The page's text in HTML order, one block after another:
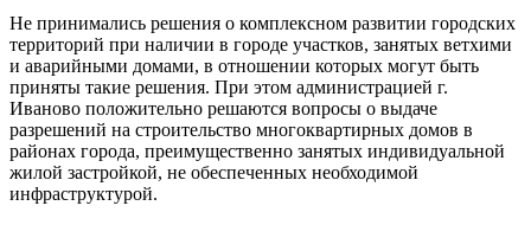
Не принимались решения о комплексном развитии городских
территорий при наличии в городе участков, занятых ветхими
и аварийными домами, в отношении которых могут быть
приняты такие решения. При этом администрацией г.
Иваново положительно решаются вопросы о выдаче
разрешений на строительство многоквартирных домов в
районах города, преимущественно занятых индивидуальной
жилой застройкой, не обеспеченных необходимой
инфраструктурой.